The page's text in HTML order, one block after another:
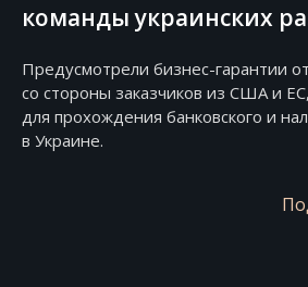
команды украинских
Предусмотрели бизнес-гарантии
со стороны заказчиков из США и
для прохождения банковского и
в Украине.